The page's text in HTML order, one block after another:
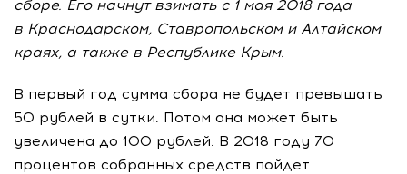
сборе. Его начнут взимать с 1 мая 2018 года
в Краснодарском, Ставропольском и Алтайском
краях, а также в Республике Крым.
В первый год сумма сбора не будет превышать
50 рублей в сутки. Потом она может быть
увеличена до 100 рублей. В 2018 году 70
процентов собранных средств пойдет